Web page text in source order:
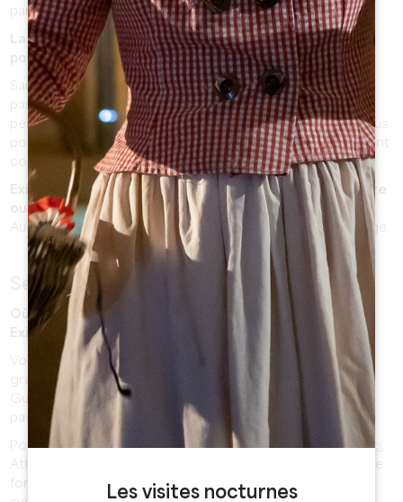
parkings en périphérie sont disponibles.
La ville / les monuments sont-ils accessibles en
poussette ?
Saint-Emilion est une cité médiévale composée de rues
parfois pentues et pavées. Un porte-bébé peut vous
permettre plus de confort pendant votre visite. Sinon, vous
pouvez
télécharger icinotre plan du village où les rues sont
colorées pour repérer facilement les plus accessibles.
Existe-t-il des consignes à bagages disponibles à la gare
ou à l’Office de tourisme ?
Aucune consigne à bagages n’est disponible dans le village.
Se garer à Saint-Emilion
Où puis-je me garer ? Les parkings sont-ils payants ?
Existe-t-il un parking gratuit ?
Vous pourrez stationner votre véhicule sur les parkings
gratuits, situés aux abords du village (parking de l’espace
Guadet, derrière la gendarmerie ou parking de la gare) ou
payants (2€ de l’heure, 5h maximum), situés dans le village.
Pour les localiser, consultez le plan du village encliquant ici
Attention ! Les places de parking sont limitées, les jours de
forte affluence il est nécessaire de prévoir du temps
Les visites nocturnes